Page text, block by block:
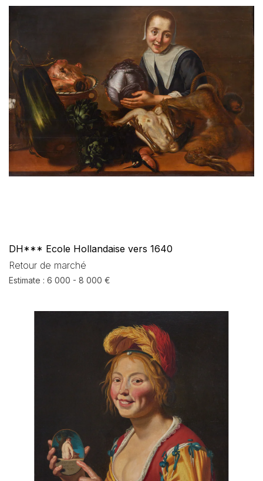
DH*** Ecole Hollandaise vers 1640
Retour de marché
Estimate : 6 000 - 8 000 €